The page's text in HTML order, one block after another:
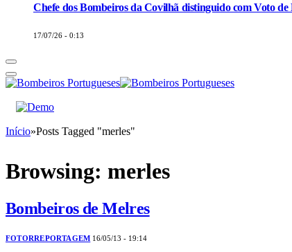
Chefe dos Bombeiros da Covilhã distinguido com Voto
17/07/26 - 0:13
Início»Posts Tagged "merles"
Browsing: merles
Bombeiros de Melres
FOTORREPORTAGEM 16/05/13 - 19:14